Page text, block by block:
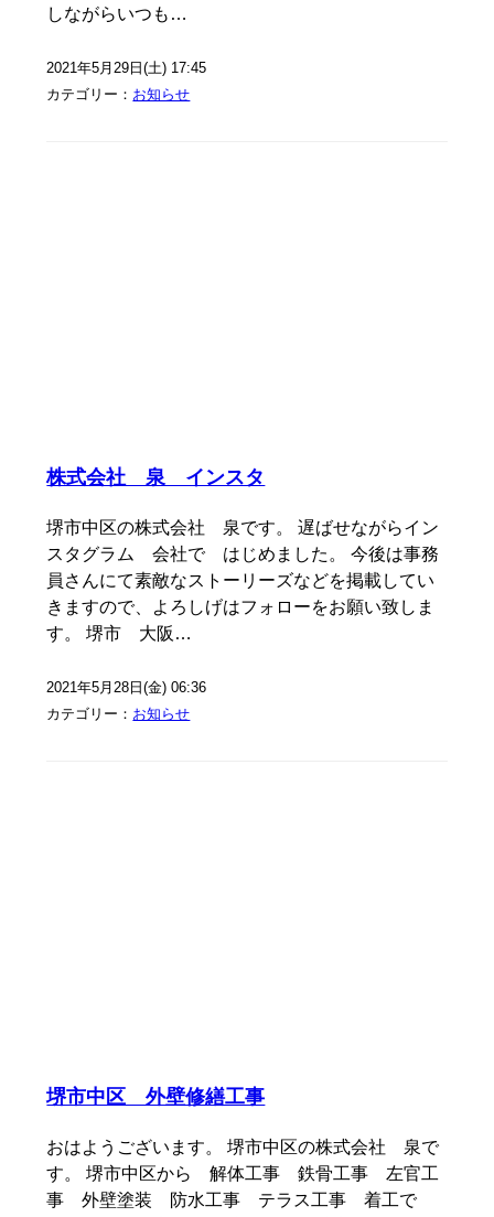
しながらいつも…
2021年5月29日(土) 17:45
カテゴリー： お知らせ
株式会社 泉 インスタ
堺市中区の株式会社 泉です。 遅ばせながらイン
スタグラム 会社で はじめました。 今後は事務
員さんにて素敵なストーリーズなどを掲載してい
きますので、よろしげはフォローをお願い致しま
す。 堺市 大阪…
2021年5月28日(金) 06:36
カテゴリー： お知らせ
堺市中区 外壁修繕工事
おはようございます。 堺市中区の株式会社 泉で
す。 堺市中区から 解体工事 鉄骨工事 左官工
事 外壁塗装 防水工事 テラス工事 着工で